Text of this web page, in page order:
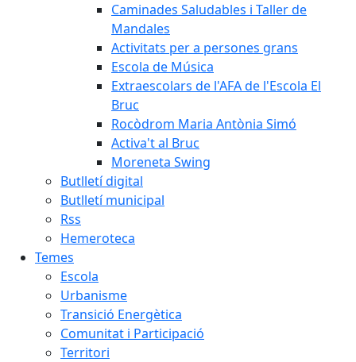
Caminades Saludables i Taller de
Mandales
Activitats per a persones grans
Escola de Música
Extraescolars de l'AFA de l'Escola El
Bruc
Rocòdrom Maria Antònia Simó
Activa't al Bruc
Moreneta Swing
Butlletí digital
Butlletí municipal
Rss
Hemeroteca
Temes
Escola
Urbanisme
Transició Energètica
Comunitat i Participació
Territori